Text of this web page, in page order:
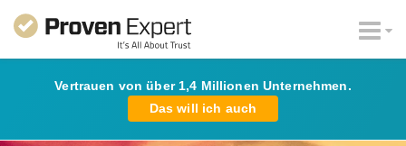
Vertrauen von über 1,4 Millionen Unternehmen.
Das will ich auch